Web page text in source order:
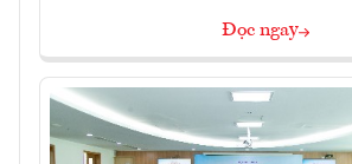
Đọc ngay